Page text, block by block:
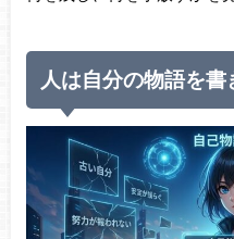
人は自分の物語を